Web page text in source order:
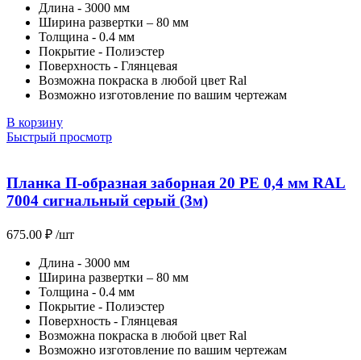
Длина - 3000 мм
Ширина развертки – 80 мм
Толщина - 0.4 мм
Покрытие - Полиэстер
Поверхность - Глянцевая
Возможна покраска в любой цвет Ral
Возможно изготовление по вашим чертежам
В корзину
Быстрый просмотр
Планка П-образная заборная 20 PE 0,4 мм RAL
7004 сигнальный серый (3м)
675.00 ₽ /шт
Длина - 3000 мм
Ширина развертки – 80 мм
Толщина - 0.4 мм
Покрытие - Полиэстер
Поверхность - Глянцевая
Возможна покраска в любой цвет Ral
Возможно изготовление по вашим чертежам